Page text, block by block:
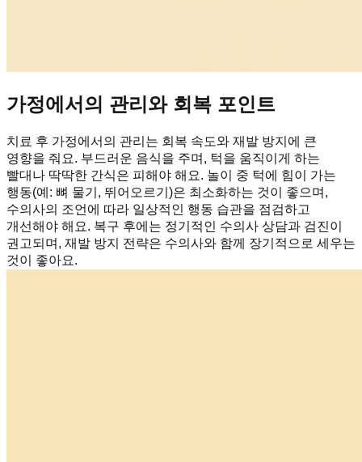
가정에서의 관리와 회복 포인트
치료 후 가정에서의 관리는 회복 속도와 재발 방지에 큰
영향을 줘요. 부드러운 음식을 주며, 턱을 움직이게 하는
빨대나 딱딱한 간식은 피해야 해요. 놀이 중 턱에 힘이 가는
행동(예: 뼈 물기, 뛰어오르기)은 최소화하는 것이 좋으며,
수의사의 조언에 따라 일상적인 행동 습관을 점검하고
개선해야 해요. 복구 후에는 정기적인 수의사 상담과 검진이
권고되며, 재발 방지 전략은 수의사와 함께 장기적으로 세우는
것이 좋아요.